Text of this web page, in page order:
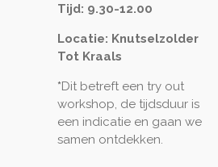
Tijd: 9.30-12.00
Locatie: Knutselzolder
Tot Kraals
*Dit betreft een try out
workshop, de tijdsduur is
een indicatie en gaan we
samen ontdekken.